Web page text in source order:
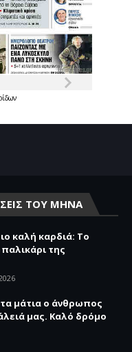
ΤΟΥ ΜΗΝΑ
καλή καρδιά: Το
της
μάτια ο άνθρωπος
μας. Καλό δρόμο